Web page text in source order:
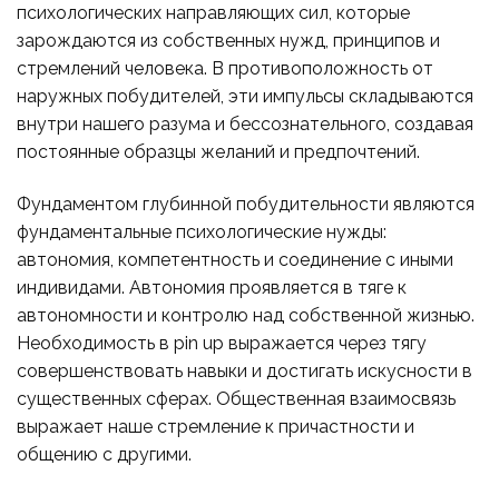
психологических направляющих сил, которые
зарождаются из собственных нужд, принципов и
стремлений человека. В противоположность от
наружных побудителей, эти импульсы складываются
внутри нашего разума и бессознательного, создавая
постоянные образцы желаний и предпочтений.
Фундаментом глубинной побудительности являются
фундаментальные психологические нужды:
автономия, компетентность и соединение с иными
индивидами. Автономия проявляется в тяге к
автономности и контролю над собственной жизнью.
Необходимость в pin up выражается через тягу
совершенствовать навыки и достигать искусности в
существенных сферах. Общественная взаимосвязь
выражает наше стремление к причастности и
общению с другими.